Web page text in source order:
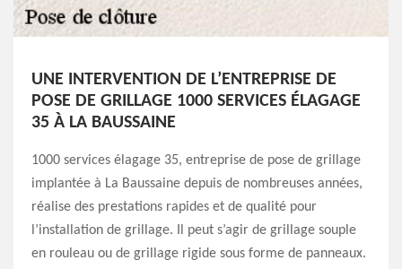
UNE INTERVENTION DE L’ENTREPRISE DE
POSE DE GRILLAGE 1000 SERVICES ÉLAGAGE
35 À LA BAUSSAINE
1000 services élagage 35, entreprise de pose de grillage
implantée à La Baussaine depuis de nombreuses années,
réalise des prestations rapides et de qualité pour
l’installation de grillage. Il peut s’agir de grillage souple
en rouleau ou de grillage rigide sous forme de panneaux.